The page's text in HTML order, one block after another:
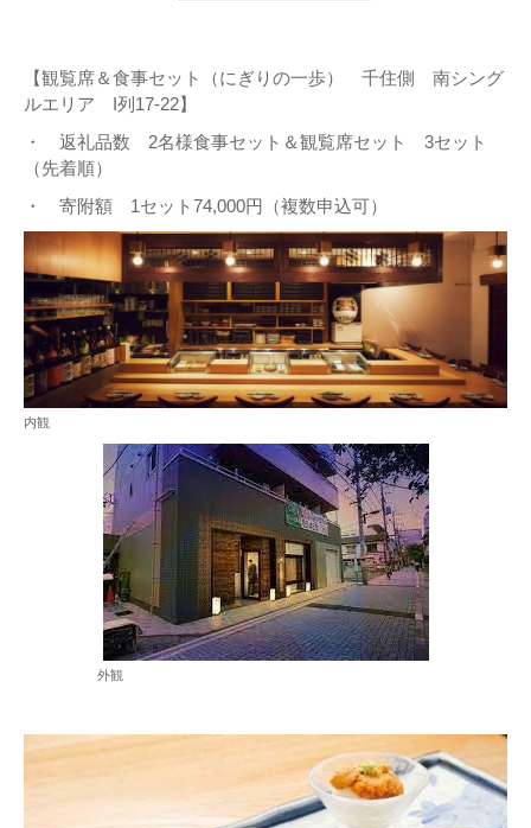
【観覧席＆食事セット（にぎりの一歩） 千住側 南シング
ルエリア I列17-22】
・ 返礼品数 2名様食事セット＆観覧席セット 3セット
（先着順）
・ 寄附額 1セット74,000円（複数申込可）
内観
外観